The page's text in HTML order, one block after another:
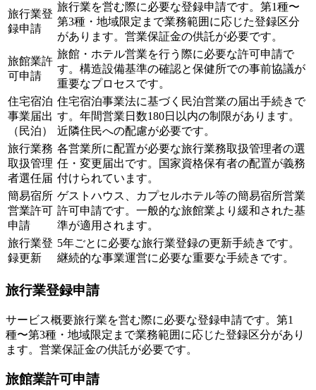
旅行業登
録申請
旅行業を営む際に必要な登録申請です。第1種〜
第3種・地域限定まで業務範囲に応じた登録区分
があります。営業保証金の供託が必要です。
旅館業許
可申請
旅館・ホテル営業を行う際に必要な許可申請で
す。構造設備基準の確認と保健所での事前協議が
重要なプロセスです。
住宅宿泊
事業届出
（民泊）
住宅宿泊事業法に基づく民泊営業の届出手続きで
す。年間営業日数180日以内の制限があります。
近隣住民への配慮が必要です。
旅行業務
取扱管理
者選任届
各営業所に配置が必要な旅行業務取扱管理者の選
任・変更届出です。国家資格保有者の配置が義務
付けられています。
簡易宿所
営業許可
申請
ゲストハウス、カプセルホテル等の簡易宿所営業
許可申請です。一般的な旅館業より緩和された基
準が適用されます。
旅行業登
録更新
5年ごとに必要な旅行業登録の更新手続きです。
継続的な事業運営に必要な重要な手続きです。
旅行業登録申請
サービス概要旅行業を営む際に必要な登録申請です。第1
種〜第3種・地域限定まで業務範囲に応じた登録区分があり
ます。営業保証金の供託が必要です。
旅館業許可申請